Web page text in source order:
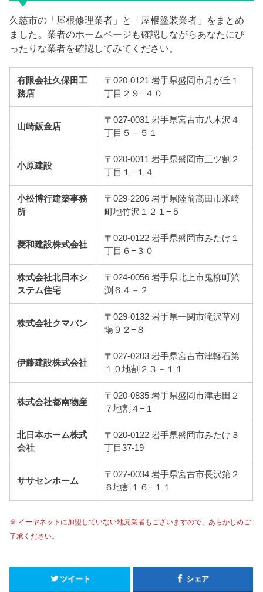
久慈市の「屋根修理業者」と「屋根塗装業者」をまとめ
ました。業者のホームページも確認しながらあなたにぴ
ったりな業者を確認してみてください。
有限会社久保田工
務店
〒020-0121 岩手県盛岡市月が丘１
丁目２９−４０
山崎鈑金店
〒027-0031 岩手県宮古市八木沢４
丁目５－５１
小原建設
〒020-0011 岩手県盛岡市三ツ割２
丁目１−１４
小松博行建築事務
所
〒029-2206 岩手県陸前高田市米崎
町地竹沢１２１−５
菱和建設株式会社
〒020-0122 岩手県盛岡市みたけ１
丁目６−３０
株式会社北日本シ
ステム住宅
〒024-0056 岩手県北上市鬼柳町笊
渕６４－２
株式会社クマバン
〒029-0132 岩手県一関市滝沢草刈
場９２−８
伊藤建設株式会社
〒027-0203 岩手県宮古市津軽石第
１０地割２３－１１
株式会社都南物産
〒020-0835 岩手県盛岡市津志田２
７地割４−１
北日本ホーム株式
会社
〒020-0122 岩手県盛岡市みたけ３
丁目37-19
ササセンホーム
〒027-0034 岩手県宮古市長沢第２
６地割１６−１１
※ イーヤネットに加盟していない地元業者もございますので、あらかじめご
了承ください。
ツイート シェア